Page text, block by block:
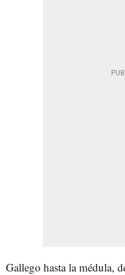
Gallego hasta la médula,